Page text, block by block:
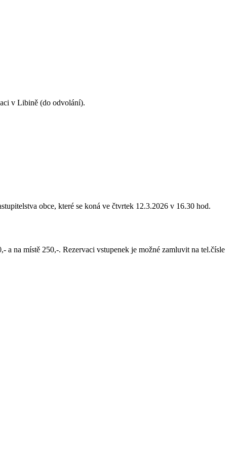
v Libině (do odvolání).
obce, které se koná ve čtvrtek 12.3.2026 v 16.30 hod.
na místě 250,-. Rezervaci vstupenek je možné zamluvit na tel.čísle